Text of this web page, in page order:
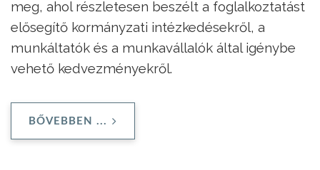
meg, ahol részletesen beszélt a foglalkoztatást
elősegítő kormányzati intézkedésekről, a
munkáltatók és a munkavállalók által igénybe
vehető kedvezményekről.
BŐVEBBEN ...